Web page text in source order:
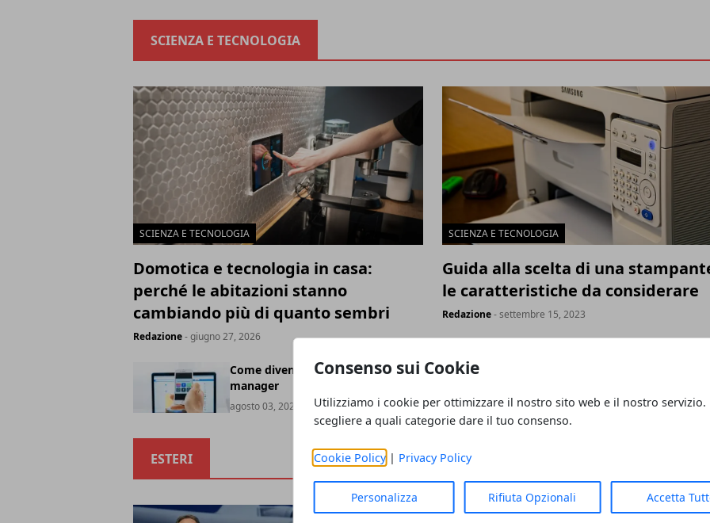
Consenso sui Cookie
Utilizziamo i cookie per ottimizzare il nostro sito web e il nostro servizio.
scegliere a quali categorie dare il tuo consenso.
Cookie Policy| Privacy Policy
Personalizza Rifiuta Opzionali Accetta
SCIENZA E TECNOLOGIA
SCIENZA E TECNOLOGIA
Domotica e tecnologia in casa:
perché le abitazioni stanno
cambiando più di quanto sembri
Redazione- giugno 27, 2026
SCIENZA E TECNOLOGIA
Guida alla scelta di una
le caratteristiche da considerare
Redazione- settembre 15, 2023
Come diventare social media
manager
agosto 03, 2021
ESTERI